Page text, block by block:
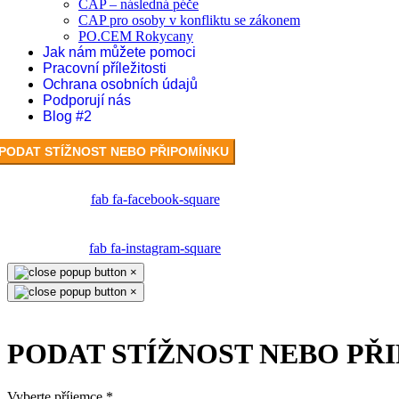
CAP – následná péče
CAP pro osoby v konfliktu se zákonem
PO.CEM Rokycany
Jak nám můžete pomoci
Pracovní příležitosti
Ochrana osobních údajů
Podporují nás
Blog #2
STÍŽNOST NEBO PŘIPOMÍNKU
fab fa-facebook-square
fab fa-instagram-square
×
×
PODAT STÍŽNOST NEBO